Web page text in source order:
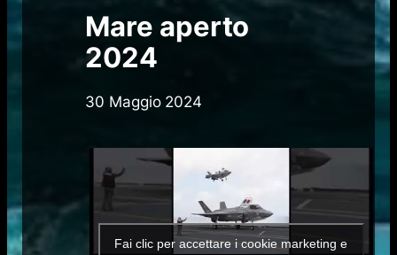
Mare aperto
2024
30 Maggio 2024
Fai clic per accettare i cookie marketing e